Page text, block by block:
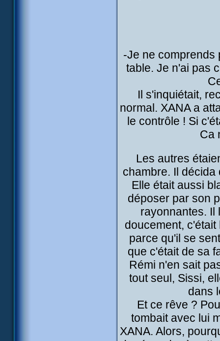
-Je ne comprends
table. Je n'ai pas
Il s'inquiétait,
normal. XANA a
le contrôle ! Si
Ca
Les autres
chambre. Il
Elle était aussi
déposer par son
rayonnantes. Il
doucement,
parce qu'il se
que c'était de sa
Rémi n'en sait
tout seul, Sissi,
dans
Et ce rêve ?
tombait avec lui
XANA. Alors,